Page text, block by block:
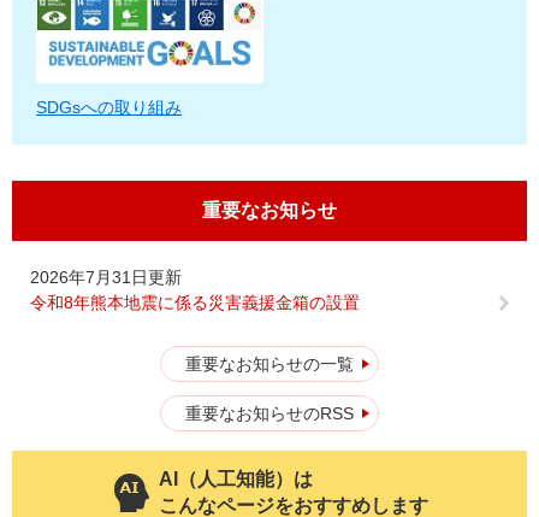
SDGsへの取り組み
重要なお知らせ
2026年7月31日更新
令和8年熊本地震に係る災害義援金箱の設置
重要なお知らせの一覧
重要なお知らせのRSS
AI（人工知能）は
こんなページをおすすめします